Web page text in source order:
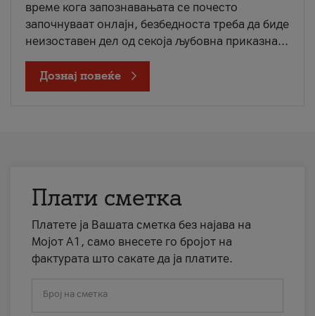
време кога запознавањата се почесто
започнуваат онлајн, безбедноста треба да биде
неизоставен дел од секоја љубовна приказна...
Дознај повеќе
Плати сметка
Платете ја Вашата сметка без најава на
Мојот А1, само внесете го бројот на
фактурата што сакате да ја платите.
Број на сметка